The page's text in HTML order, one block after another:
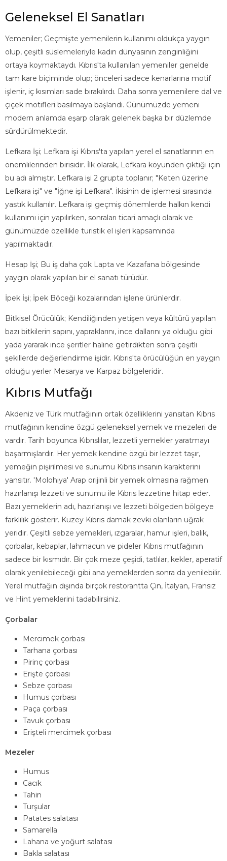
Geleneksel El Sanatları
Yemeniler; Geçmişte yemenilerin kullanımı oldukça yaygın
olup, çeşitli süslemeleriyle kadın dünyasının zenginliğini
ortaya koymaktaydı. Kıbrıs'ta kullanılan yemeniler genelde
tam kare biçiminde olup; önceleri sadece kenarlarına motif
işlenir, iç kısımları sade bırakılırdı. Daha sonra yemenilere dal ve
çiçek motifleri basılmaya başlandı. Günümüzde yemeni
modern anlamda eşarp olarak gelenek başka bir düzlemde
sürdürülmektedir.
Lefkara İşi; Lefkara işi Kıbrıs'ta yapılan yerel el sanatlarının en
önemlilerinden birisidir. İlk olarak, Lefkara köyünden çıktığı için
bu adı almıştır. Lefkara işi 2 grupta toplanır; "Keten üzerine
Lefkara işi" ve "İğne işi Lefkara". İkisinin de işlemesi sırasında
yastık kullanılır. Lefkara işi geçmiş dönemlerde halkın kendi
kullanımı için yapılırken, sonraları ticari amaçlı olarak ve
günümüzde özellikle turistik el işleri kapsamında
yapılmaktadır.
Hesap İşi; Bu iş daha çok Lapta ve Kazafana bölgesinde
yaygın olarak yapılan bir el sanatı türüdür.
İpek İşi; İpek Böceği kozalarından işlene ürünlerdir.
Bitkisel Örücülük; Kendiliğinden yetişen veya kültürü yapılan
bazı bitkilerin sapını, yapraklarını, ince dallarını ya olduğu gibi
yada yararak ince şeritler haline getirdikten sonra çeşitli
şekillerde değerlendirme işidir. Kıbrıs'ta örücülüğün en yaygın
olduğu yerler Mesarya ve Karpaz bölgeleridir.
Kıbrıs Mutfağı
Akdeniz ve Türk mutfağının ortak özelliklerini yansıtan Kıbrıs
mutfağının kendine özgü geleneksel yemek ve mezeleri de
vardır. Tarih boyunca Kıbrıslılar, lezzetli yemekler yaratmayı
başarmışlardır. Her yemek kendine özgü bir lezzet taşır,
yemeğin pişirilmesi ve sunumu Kıbrıs insanın karakterini
yansıtır. 'Molohiya' Arap orijinli bir yemek olmasına rağmen
hazırlanışı lezzeti ve sunumu ile Kıbrıs lezzetine hitap eder.
Bazı yemeklerin adı, hazırlanışı ve lezzeti bölgeden bölgeye
farklılık gösterir. Kuzey Kıbrıs damak zevki olanların uğrak
yeridir. Çeşitli sebze yemekleri, ızgaralar, hamur işleri, balık,
çorbalar, kebaplar, lahmacun ve pideler Kıbrıs mutfağının
sadece bir kısmıdır. Bir çok meze çeşidi, tatlılar, kekler, aperatif
olarak yenilebileceği gibi ana yemeklerden sonra da yenilebilir.
Yerel mutfağın dışında birçok restorantta Çin, İtalyan, Fransız
ve Hint yemeklerini tadabilirsiniz.
Çorbalar
Mercimek çorbası
Tarhana çorbası
Pirinç çorbası
Erişte çorbası
Sebze çorbası
Humus çorbası
Paça çorbası
Tavuk çorbası
Erişteli mercimek çorbası
Mezeler
Humus
Cacık
Tahin
Turşular
Patates salatası
Samarella
Lahana ve yoğurt salatası
Bakla salatası